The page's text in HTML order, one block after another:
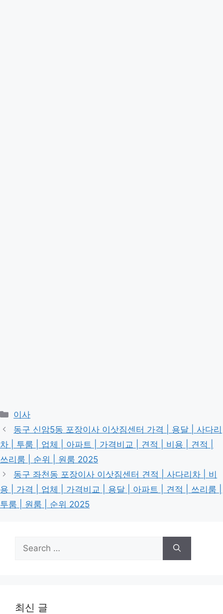
Categories
이사
동구 신암5동 포장이사 이삿짐센터 가격 | 용달 | 사다리
차 | 투룸 | 업체 | 아파트 | 가격비교 | 견적 | 비용 | 견적 |
쓰리룸 | 순위 | 원룸 2025
동구 좌천동 포장이사 이삿짐센터 견적 | 사다리차 | 비
용 | 가격 | 업체 | 가격비교 | 용달 | 아파트 | 견적 | 쓰리룸 |
투룸 | 원룸 | 순위 2025
for:
최신 글